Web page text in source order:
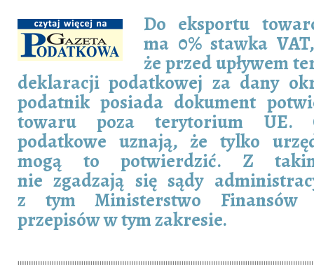
Do eksportu
ma 0% stawka
że przed upływem
deklaracji podatkowej za dany
podatnik posiada dokument
towaru poza terytorium UE.
podatkowe uznają, że tylko
mogą to potwierdzić. Z
nie zgadzają się sądy
z tym Ministerstwo Finansów
przepisów w tym zakresie.